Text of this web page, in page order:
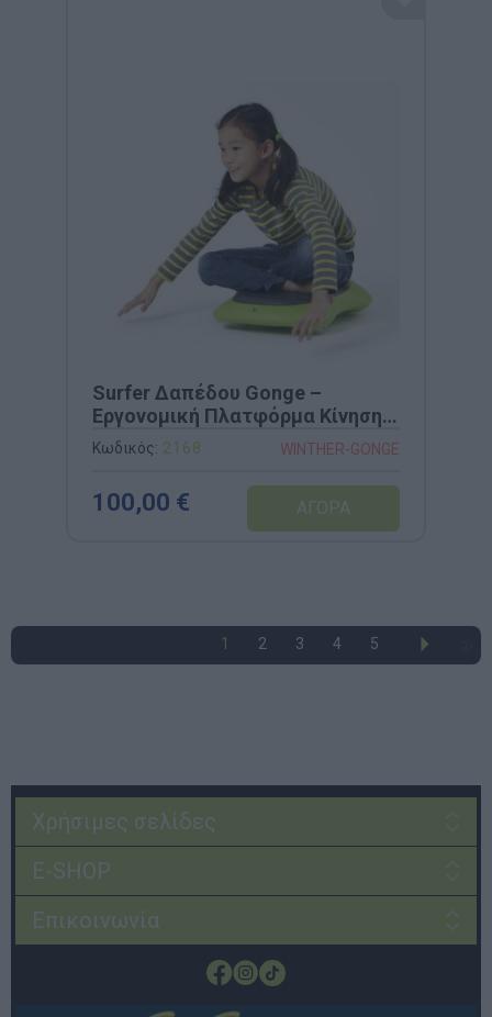
Surfer Δαπέδου Gonge –
Εργονομική Πλατφόρμα Κίνησης
(Κωδ. 2168)
Κωδικός: 2168 WINTHER-GONGE
100,00 €
1 2 3 4 5
Χρήσιμες σελίδες
E-SHOP
Επικοινωνία